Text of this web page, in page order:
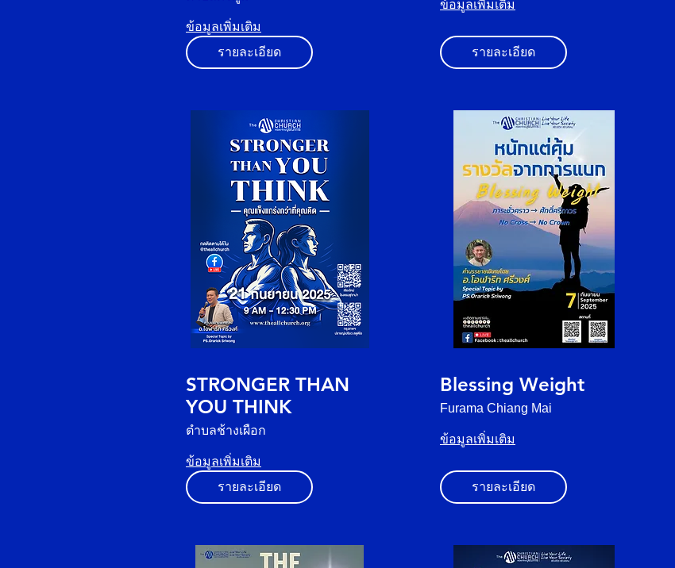
ข้อมูลเพิ่มเติม
รายละเอียด
ข้อมูลเพิ่มเติม
รายละเอียด
STRONGER THAN
YOU THINK
ตำบลช้างเผือก
ข้อมูลเพิ่มเติม
รายละเอียด
Blessing Weight
Furama Chiang Mai
ข้อมูลเพิ่มเติม
รายละเอียด